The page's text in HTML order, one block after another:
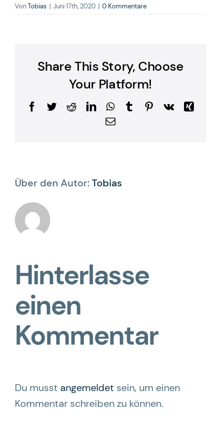
VonTobias | Juni 17th, 2020 | 0 Kommentare
Share This Story, Choose
Your Platform!
Facebook
TwitterRedditLinkedInWhatsApp
TumblrPinterest
Vk
Xing
E-
Über den Autor:Tobias
Hinterlasse
einen
Kommentar
Du musst angemeldet sein, um einen
Kommentar schreiben zu können.